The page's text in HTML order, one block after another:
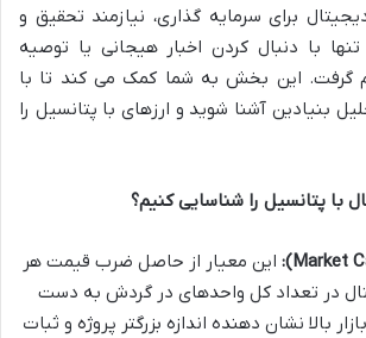
برای سرمایه گذاری، نیازمند تحقیق و
با دنبال کردن اخبار هیجانی یا توصیه
گرفت. این بخش به شما کمک می کند تا با
بنیادین آشنا شوید و ارزهای با پتانسیل را
با پتانسیل را شناسایی کنیم؟
این معیار از حاصل ضرب قیمت هر
در تعداد کل واحدهای در گردش به دست
بالا نشان دهنده اندازه بزرگتر پروژه و ثبات